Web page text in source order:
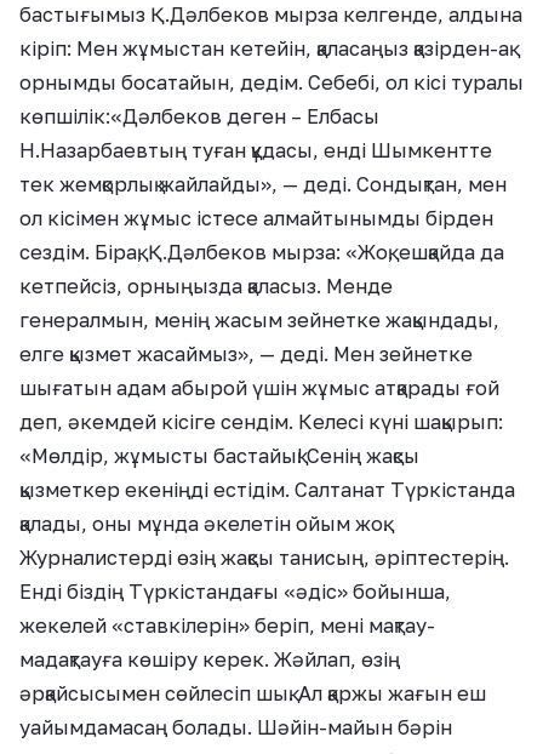
бастығымыз Қ.Дәлбеков мырза келгенде, алдына
кіріп: Мен жұмыстан кетейін, қаласаңыз қазірден-ақ
орнымды босатайын, дедім. Себебі, ол кісі туралы
көпшілік:«Дәлбеков деген – Елбасы
Н.Назарбаевтың туған құдасы, енді Шымкентте
тек жемқорлық жайлайды», — деді. Сондықтан, мен
ол кісімен жұмыс істесе алмайтынымды бірден
сездім. Бірақ, Қ.Дәлбеков мырза: «Жоқ, ешқайда да
кетпейсіз, орныңызда қаласыз. Менде
генералмын, менің жасым зейнетке жақындады,
елге қызмет жасаймыз», — деді. Мен зейнетке
шығатын адам абырой үшін жұмыс атқарады ғой
деп, әкемдей кісіге сендім. Келесі күні шақырып:
«Мөлдір, жұмысты бастайық! Сенің жақсы
қызметкер екеніңді естідім. Салтанат Түркістанда
қалады, оны мұнда әкелетін ойым жоқ.
Журналистерді өзің жақсы танисың, әріптестерің.
Енді біздің Түркістандағы «әдіс» бойынша,
жекелей «ставкілерін» беріп, мені мақтау-
мадақтауға көшіру керек. Жәйлап, өзің
әрқайсысымен сөйлесіп шық. Ал қаржы жағын еш
уайымдамасаң болады. Шәйін-майын бәрін